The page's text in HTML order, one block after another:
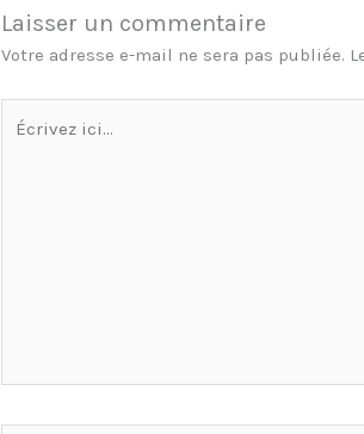
Laisser un commentaire
Votre adresse e-mail ne sera pas publiée.